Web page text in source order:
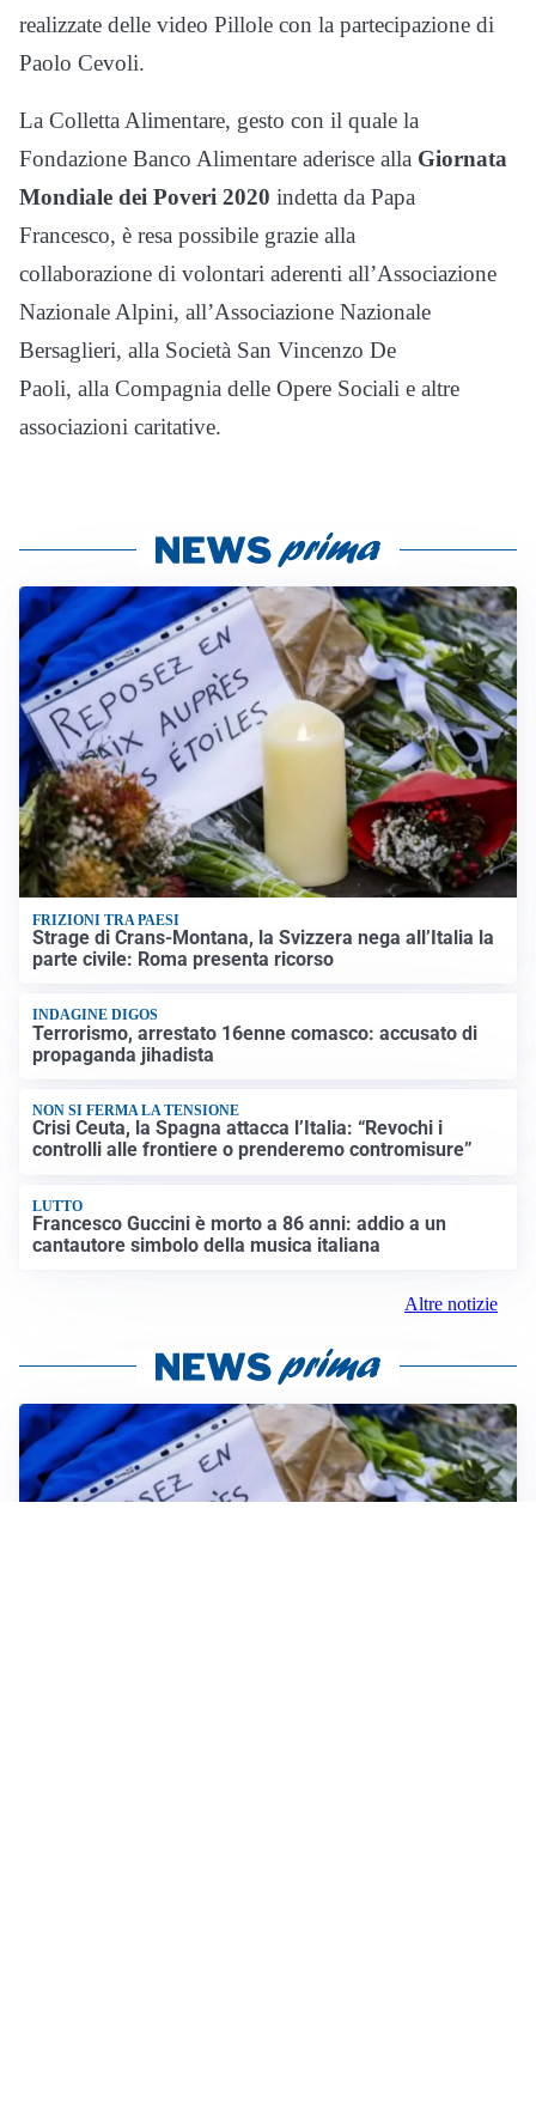
realizzate delle video Pillole con la partecipazione di
Paolo Cevoli.
La Colletta Alimentare, gesto con il quale la
Fondazione Banco Alimentare aderisce alla Giornata
Mondiale dei Poveri 2020 indetta da Papa
Francesco, è resa possibile grazie alla
collaborazione di volontari aderenti all’Associazione
Nazionale Alpini, all’Associazione Nazionale
Bersaglieri, alla Società San Vincenzo De
Paoli, alla Compagnia delle Opere Sociali e altre
associazioni caritative.
FRIZIONI TRA PAESI
Strage di Crans-Montana, la Svizzera nega all’Italia la
parte civile: Roma presenta ricorso
INDAGINE DIGOS
Terrorismo, arrestato 16enne comasco: accusato di
propaganda jihadista
NON SI FERMA LA TENSIONE
Crisi Ceuta, la Spagna attacca l’Italia: “Revochi i
controlli alle frontiere o prenderemo contromisure”
LUTTO
Francesco Guccini è morto a 86 anni: addio a un
cantautore simbolo della musica italiana
Altre notizie